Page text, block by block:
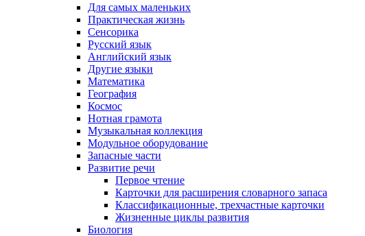
Для самых маленьких
Практическая жизнь
Сенсорика
Русский язык
Английский язык
Другие языки
Математика
География
Космос
Нотная грамота
Музыкальная коллекция
Модульное оборудование
Запасные части
Развитие речи
Первое чтение
Карточки для расширения словарного запаса
Классификационные, трехчастные карточки
Жизненные циклы развития
Биология